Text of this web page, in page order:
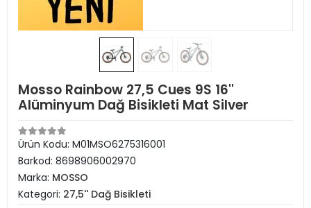
Mosso Rainbow 27,5 Cues 9S 16''
Alüminyum Dağ Bisikleti Mat Silver
Ürün Kodu: M01MSO6275316001
Barkod: 8698906002970
Marka: MOSSO
Kategori: 27,5'' Dağ Bisikleti